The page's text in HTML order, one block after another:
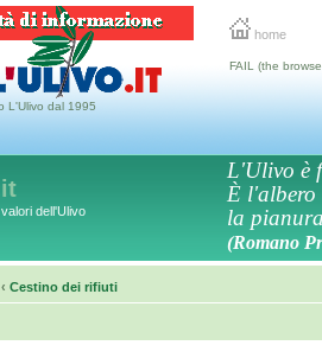
home
L'Ulivo dal 1995
FAIL (the
dell'Ulivo
L'Ulivo è
È l'albero
la
(Romano
‹ Cestino dei rifiuti